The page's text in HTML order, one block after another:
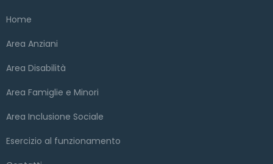
Home
Area Anziani
Area Disabilità
Area Famiglie e Minori
Area Inclusione Sociale
Esercizio al funzionamento